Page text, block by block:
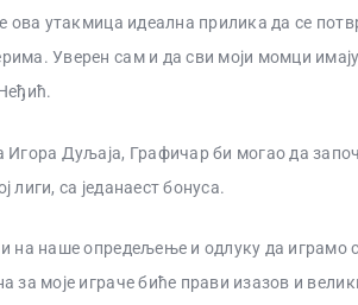
ова утакмица идеална прилика да се
Уверен сам и да сви моји момци имају
Дуљаја, Графичар би могао да
лиги, са једанаест бонуса.
на наше опредељење и одлуку да играмо
за моје играче биће прави изазов и